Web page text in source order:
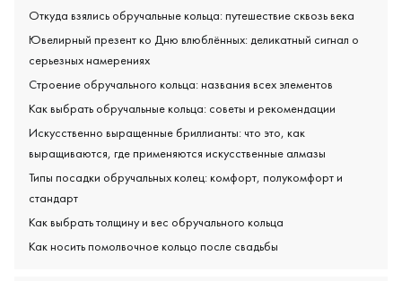
Откуда взялись обручальные кольца: путешествие сквозь века
Ювелирный презент ко Дню влюблённых: деликатный сигнал о
серьезных намерениях
Строение обручального кольца: названия всех элементов
Как выбрать обручальные кольца: советы и рекомендации
Искусственно выращенные бриллианты: что это, как
выращиваются, где применяются искусственные алмазы
Типы посадки обручальных колец: комфорт, полукомфорт и
стандарт
Как выбрать толщину и вес обручального кольца
Как носить помолвочное кольцо после свадьбы